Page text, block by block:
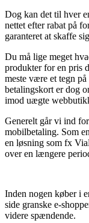
Dog kan det til hver
nettet efter rabat på
garanteret at skaffe
Du må lige meget
produkter for en pris
meste være et tegn
betalingskort er dog
imod uægte
Generelt går vi ind
mobilbetaling. Som
en løsning som fx
over en længere
Inden nogen køber i
side granske e-
videre spændende.